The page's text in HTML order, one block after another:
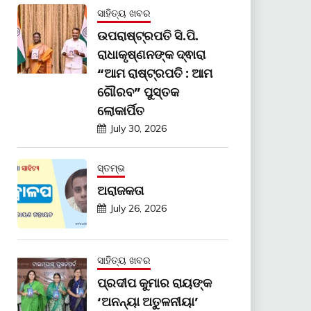
ସାହିତ୍ୟ ଖବର
ଉପରାଷ୍ଟ୍ରପତି ସି.ପି.
ରାଧାକୃଷ୍ଣନଙ୍କ ଦ୍ଵାରା
“ଆମ ରାଷ୍ଟ୍ରପତି : ଆମ
ଗୌରବ” ପୁସ୍ତକ
ଲୋକାର୍ପିତ
July 30, 2026
ସ୍ତମ୍ଭ
ଅରାଜକତା
July 26, 2026
ସାହିତ୍ୟ ଖବର
ପ୍ରଦୀପ କୁମାର ରାୟଙ୍କ
‘ଅନନ୍ୟା ଅତୁଳନୀୟା’